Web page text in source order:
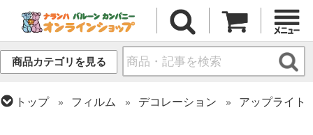
商品カテゴリを見る
トップ フィルム デコレーション
アップライト